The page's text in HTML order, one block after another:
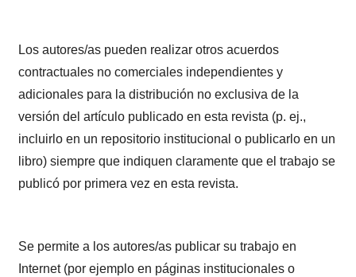
Los autores/as pueden realizar otros acuerdos
contractuales no comerciales independientes y
adicionales para la distribución no exclusiva de la
versión del artículo publicado en esta revista (p. ej.,
incluirlo en un repositorio institucional o publicarlo en un
libro) siempre que indiquen claramente que el trabajo se
publicó por primera vez en esta revista.
Se permite a los autores/as publicar su trabajo en
Internet (por ejemplo en páginas institucionales o